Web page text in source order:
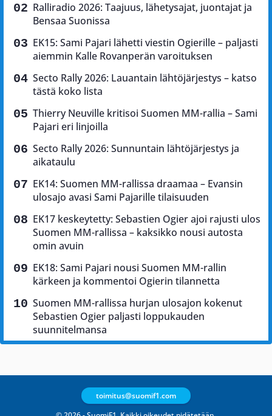
Ralliradio 2026: Taajuus, lähetysajat, juontajat ja
Bensaa Suonissa
EK15: Sami Pajari lähetti viestin Ogierille – paljasti
aiemmin Kalle Rovanperän varoituksen
Secto Rally 2026: Lauantain lähtöjärjestys – katso
tästä koko lista
Thierry Neuville kritisoi Suomen MM-rallia – Sami
Pajari eri linjoilla
Secto Rally 2026: Sunnuntain lähtöjärjestys ja
aikataulu
EK14: Suomen MM-rallissa draamaa – Evansin
ulosajo avasi Sami Pajarille tilaisuuden
EK17 keskeytetty: Sebastien Ogier ajoi rajusti ulos
Suomen MM-rallissa – kaksikko nousi autosta
omin avuin
EK18: Sami Pajari nousi Suomen MM-rallin
kärkeen ja kommentoi Ogierin tilannetta
Suomen MM-rallissa hurjan ulosajon kokenut
Sebastien Ogier paljasti loppukauden
suunnitelmansa
toimitus@suomif1.com